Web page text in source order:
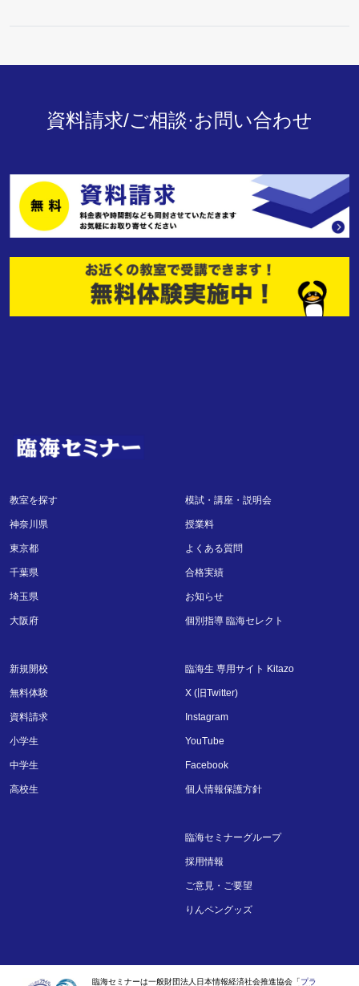
資料請求/ご相談·お問い合わせ
教室を探す
神奈川県
東京都
千葉県
埼玉県
大阪府
新規開校
無料体験
資料請求
小学生
中学生
高校生
模試・講座・説明会
授業料
よくある質問
合格実績
お知らせ
個別指導 臨海セレクト
臨海生 専用サイト Kitazo
X (旧Twitter)
Instagram
YouTube
Facebook
個人情報保護方針
臨海セミナーグループ
採用情報
ご意見・ご要望
りんペングッズ
臨海セミナーは一般財団法人日本情報経済社会推進協会「プラ